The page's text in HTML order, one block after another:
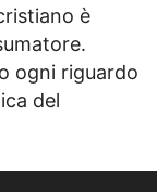
è
ogni riguardo
del